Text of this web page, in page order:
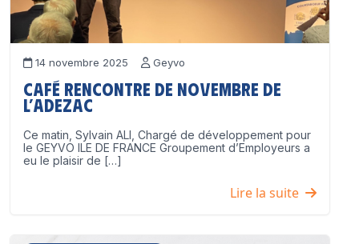
14 novembre 2025 Geyvo
Café Rencontre de Novembre de
l’ADEZAC
Ce matin, Sylvain ALI, Chargé de développement pour
le GEYVO ILE DE FRANCE Groupement d’Employeurs a
eu le plaisir de […]
Lire la suite